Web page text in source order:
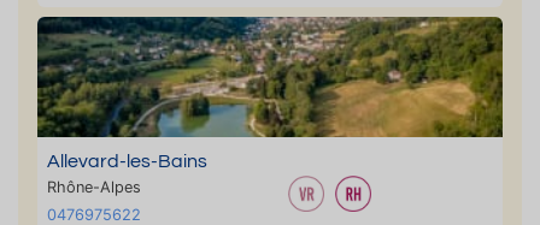
Allevard-les-Bains
Rhône-Alpes
0476975622